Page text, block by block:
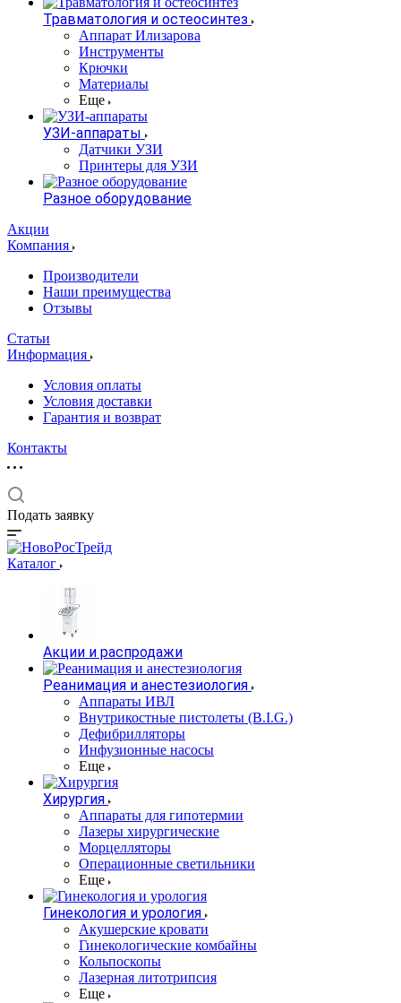
Травматология и остеосинтез
Аппарат Илизарова
Инструменты
Крючки
Материалы
Еще
УЗИ-аппараты
Датчики УЗИ
Принтеры для УЗИ
Разное оборудование
Акции
Компания
Производители
Наши преимущества
Отзывы
Статьи
Информация
Условия оплаты
Условия доставки
Гарантия и возврат
Контакты
Подать заявку
Каталог
Акции и распродажи
Реанимация и анестезиология
Аппараты ИВЛ
Внутрикостные пистолеты (B.I.G.)
Дефибрилляторы
Инфузионные насосы
Еще
Хирургия
Аппараты для гипотермии
Лазеры хирургические
Морцелляторы
Операционные светильники
Еще
Гинекология и урология
Акушерские кровати
Гинекологические комбайны
Кольпоскопы
Лазерная литотрипсия
Еще